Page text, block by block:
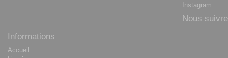
Instagram
Nous suivre
Informations
Accueil